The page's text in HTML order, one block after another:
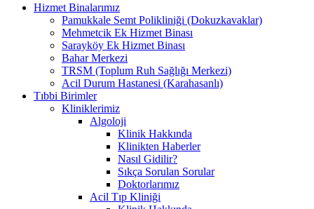
Hizmet Binalarımız
Pamukkale Semt Polikliniği (Dokuzkavaklar)
Mehmetcik Ek Hizmet Binası
Sarayköy Ek Hizmet Binası
Bahar Merkezi
TRSM (Toplum Ruh Sağlığı Merkezi)
Acil Durum Hastanesi (Karahasanlı)
Tıbbi Birimler
Kliniklerimiz
Algoloji
Klinik Hakkında
Klinikten Haberler
Nasıl Gidilir?
Sıkça Sorulan Sorular
Doktorlarımız
Acil Tıp Kliniği